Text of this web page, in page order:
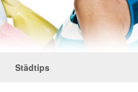
Städtips